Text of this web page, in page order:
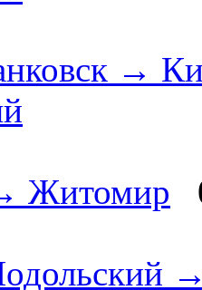
→
Житомир